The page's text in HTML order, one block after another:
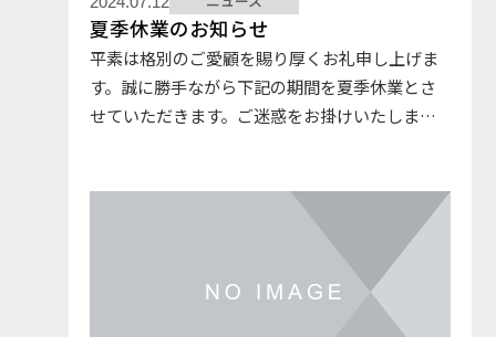
夏季休業のお知らせ
平素は格別のご愛顧を賜り厚くお礼申し上げま
す。誠に勝手ながら下記の期間を夏季休業とさ
せていただきます。ご迷惑をお掛けいたします